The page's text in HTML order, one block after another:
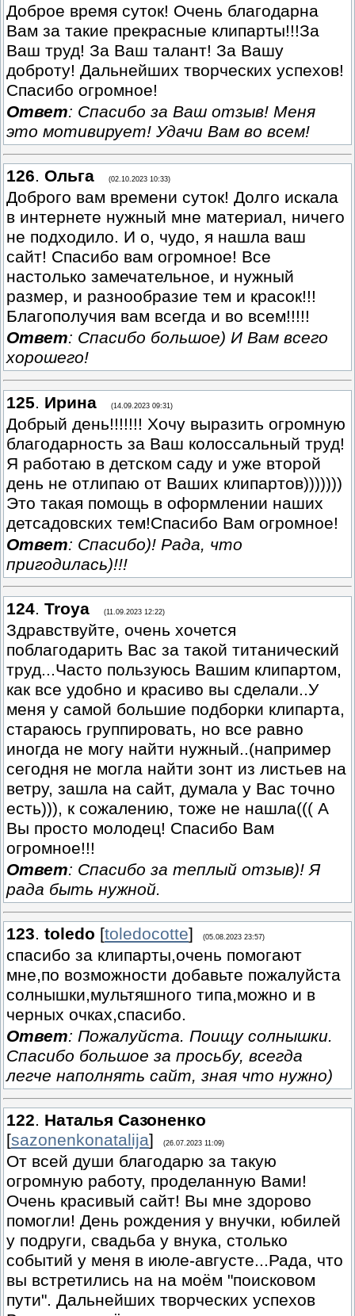
Доброе время суток! Очень благодарна
Вам за такие прекрасные клипарты!!!За
Ваш труд! За Ваш талант! За Вашу
доброту! Дальнейших творческих успехов!
Спасибо огромное!
Ответ: Спасибо за Ваш отзыв! Меня
это мотивирует! Удачи Вам во всем!
126. Ольга (02.10.2023 10:33)
Доброго вам времени суток! Долго искала
в интернете нужный мне материал, ничего
не подходило. И о, чудо, я нашла ваш
сайт! Спасибо вам огромное! Все
настолько замечательное, и нужный
размер, и разнообразие тем и красок!!!
Благополучия вам всегда и во всем!!!!!
Ответ: Спасибо большое) И Вам всего
хорошего!
125. Ирина (14.09.2023 09:31)
Добрый день!!!!!!! Хочу выразить огромную
благодарность за Ваш колоссальный труд!
Я работаю в детском саду и уже второй
день не отлипаю от Ваших клипартов)))))))
Это такая помощь в оформлении наших
детсадовских тем!Спасибо Вам огромное!
Ответ: Спасибо)! Рада, что
пригодилась)!!!
124. Troya (11.09.2023 12:22)
Здравствуйте, очень хочется
поблагодарить Вас за такой титанический
труд...Часто пользуюсь Вашим клипартом,
как все удобно и красиво вы сделали..У
меня у самой большие подборки клипарта,
стараюсь группировать, но все равно
иногда не могу найти нужный..(например
сегодня не могла найти зонт из листьев на
ветру, зашла на сайт, думала у Вас точно
есть))), к сожалению, тоже не нашла((( А
Вы просто молодец! Спасибо Вам
огромное!!!
Ответ: Спасибо за теплый отзыв)! Я
рада быть нужной.
123. toledo [toledocotte] (05.08.2023 23:57)
спасибо за клипарты,очень помогают
мне,по возможности добавьте пожалуйста
солнышки,мультяшного типа,можно и в
черных очках,спасибо.
Ответ: Пожалуйста. Поищу солнышки.
Спасибо большое за просьбу, всегда
легче наполнять сайт, зная что нужно)
122. Наталья Сазоненко
[sazonenkonatalija] (26.07.2023 11:09)
От всей души благодарю за такую
огромную работу, проделанную Вами!
Очень красивый сайт! Вы мне здорово
помогли! День рождения у внучки, юбилей
у подруги, свадьба у внука, столько
событий у меня в июле-августе...Рада, что
вы встретились на на моём "поисковом
пути". Дальнейших творческих успехов